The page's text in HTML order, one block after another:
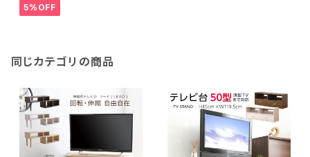
5%OFF
同じカテゴリの商品